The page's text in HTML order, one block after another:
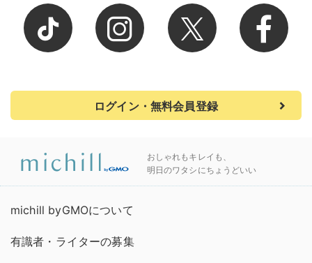
ログイン・無料会員登録
おしゃれもキレイも、
明日のワタシにちょうどいい
michill byGMOについて
有識者・ライターの募集